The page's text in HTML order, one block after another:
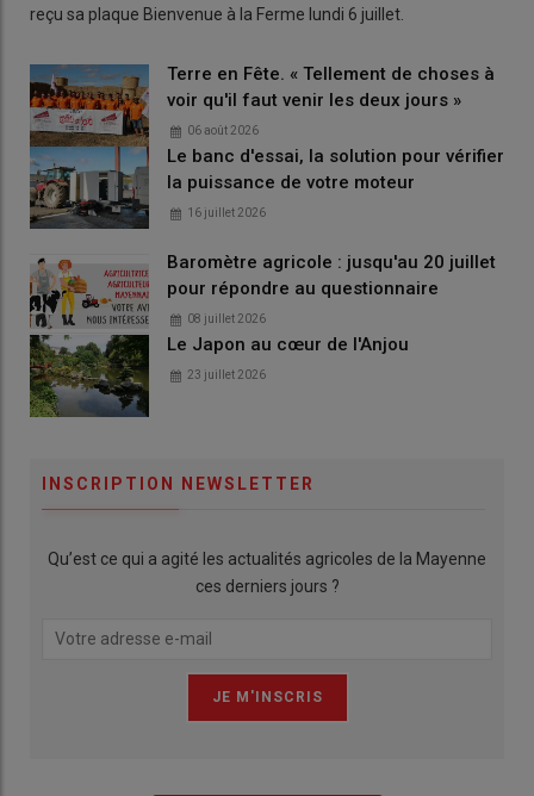
reçu sa plaque Bienvenue à la Ferme lundi 6 juillet.
Terre en Fête. « Tellement de choses à
voir qu'il faut venir les deux jours »
06 août 2026
Le banc d'essai, la solution pour vérifier
la puissance de votre moteur
16 juillet 2026
Baromètre agricole : jusqu'au 20 juillet
pour répondre au questionnaire
08 juillet 2026
Le Japon au cœur de l'Anjou
23 juillet 2026
INSCRIPTION NEWSLETTER
Qu’est ce qui a agité les actualités agricoles de la Mayenne
ces derniers jours ?